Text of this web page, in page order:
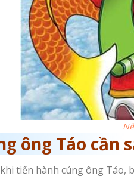
ông Táo cần
tiến hành cúng ông Táo,